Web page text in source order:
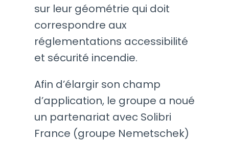
sur leur géométrie qui doit
correspondre aux
réglementations accessibilité
et sécurité incendie.
Afin d’élargir son champ
d’application, le groupe a noué
un partenariat avec Solibri
France (groupe Nemetschek)